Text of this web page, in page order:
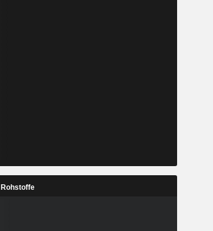
Rohstoffe